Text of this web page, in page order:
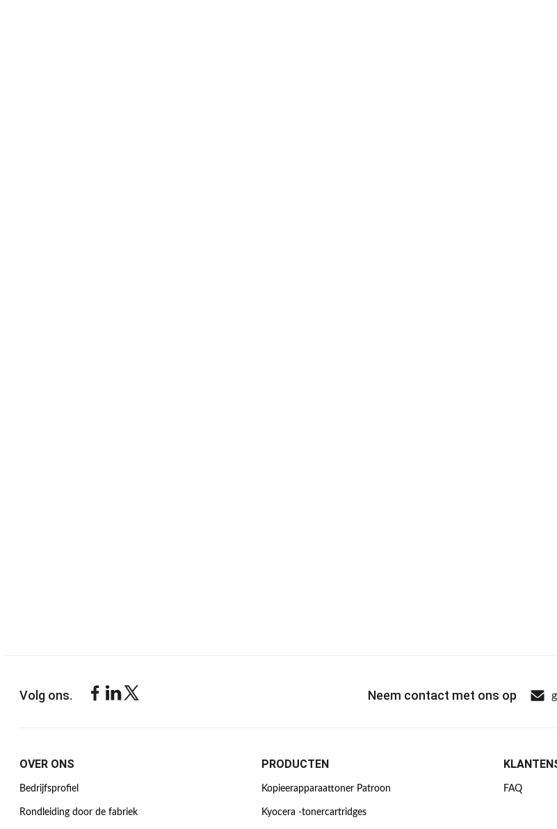
Volg ons. Neem contact met ons op
OVER ONS
Bedrijfsprofiel
Rondleiding door de fabriek
PRODUCTEN
Kopieerapparaattoner Patroon
Kyocera -tonercartridges
FAQ